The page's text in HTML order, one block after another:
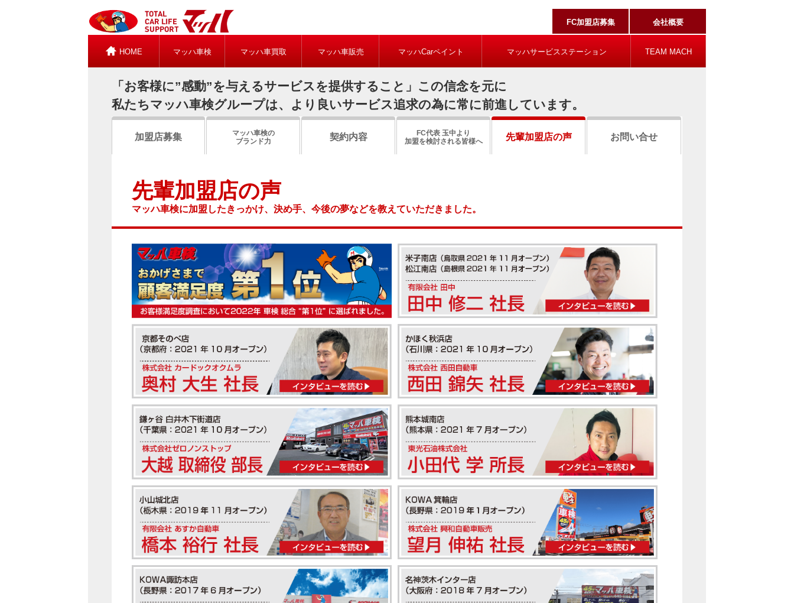
FC加盟店募集 会社概要
HOME マッハ車検 マッハ車買取 マッハ車販売 マッハCarペイント マッハサービスステーション TEAM MACH
「お客様に”感動”を与えるサービスを提供すること」この信念を元に
私たちマッハ車検グループは、より良いサービス追求の為に常に前進しています。
加盟店募集
マッハ車検の
ブランド力
契約内容
FC代表 玉中より
加盟を検討される皆様へ
先輩加盟店の声 お問い合せ
先輩加盟店の声
マッハ車検に加盟したきっかけ、決め手、今後の夢などを教えていただきました。